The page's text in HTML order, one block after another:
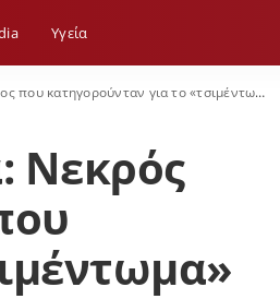
Yγεία
για το «τσιμέντωμα» της φίλης του
Νεκρός